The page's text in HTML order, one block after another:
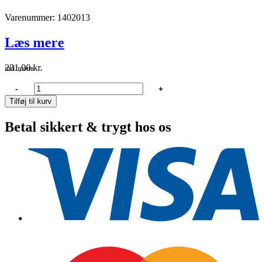
Varenummer: 1402013
Læs mere
231,00kr.
inkl. moms
Riviera
Kontrol
kabel
Yamaha,
Honda
-
+
Tilføj til kurv
Betal sikkert & trygt hos os